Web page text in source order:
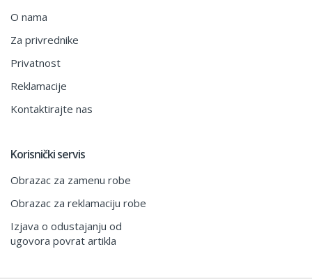
O nama
Za privrednike
Privatnost
Reklamacije
Kontaktirajte nas
Korisnički servis
Obrazac za zamenu robe
Obrazac za reklamaciju robe
Izjava o odustajanju od
ugovora povrat artikla